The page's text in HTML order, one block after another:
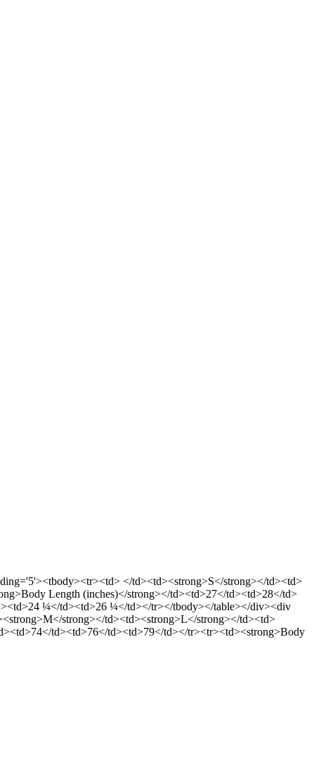
</td><td><strong>S</strong></td><td>
Length (inches)</strong></td><td>27</td><td>28</td>
¼</td><td>26 ¼</td></tr></tbody></table></div><div
strong></td><td><strong>L</strong></td><td>
td><td>76</td><td>79</td></tr><tr><td><strong>Body